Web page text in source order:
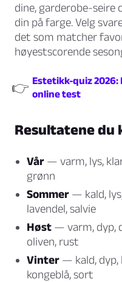
dine, garderobe-seire
din på farge. Velg
det som matcher
høyestscorende
👉 Estetikk-quiz 2026:
online test
Resultatene du
Vår — varm, lys,
grønn
Sommer — kald,
lavendel, salvie
Høst — varm, dyp,
oliven, rust
Vinter — kald, dyp,
kongeblå, sort